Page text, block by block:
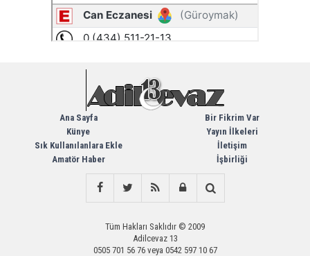
Ana Sayfa
Künye
Sık Kullanılanlara Ekle
Amatör Haber
Bir Fikrim Var
Yayın İlkeleri
İletişim
İşbirliği
Tüm Hakları Saklıdır © 2009
Adilcevaz 13
0505 701 56 76 veya 0542 597 10 67